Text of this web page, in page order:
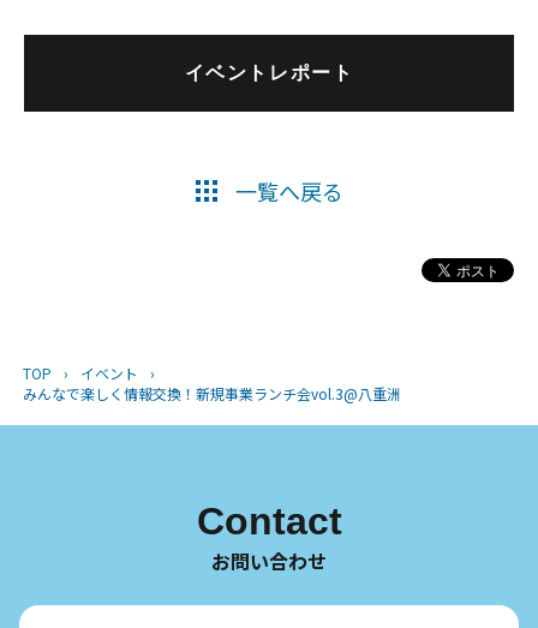
イベントレポート
一覧へ戻る
TOP › イベント
›
みんなで楽しく情報交換！新規事業ランチ会vol.3@八重洲
Contact
お問い合わせ